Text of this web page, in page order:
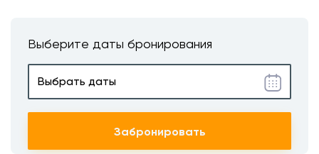
Выберите даты бронирования
Забронировать